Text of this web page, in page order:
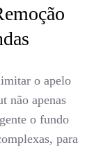
o apelo
não apenas
o fundo
para